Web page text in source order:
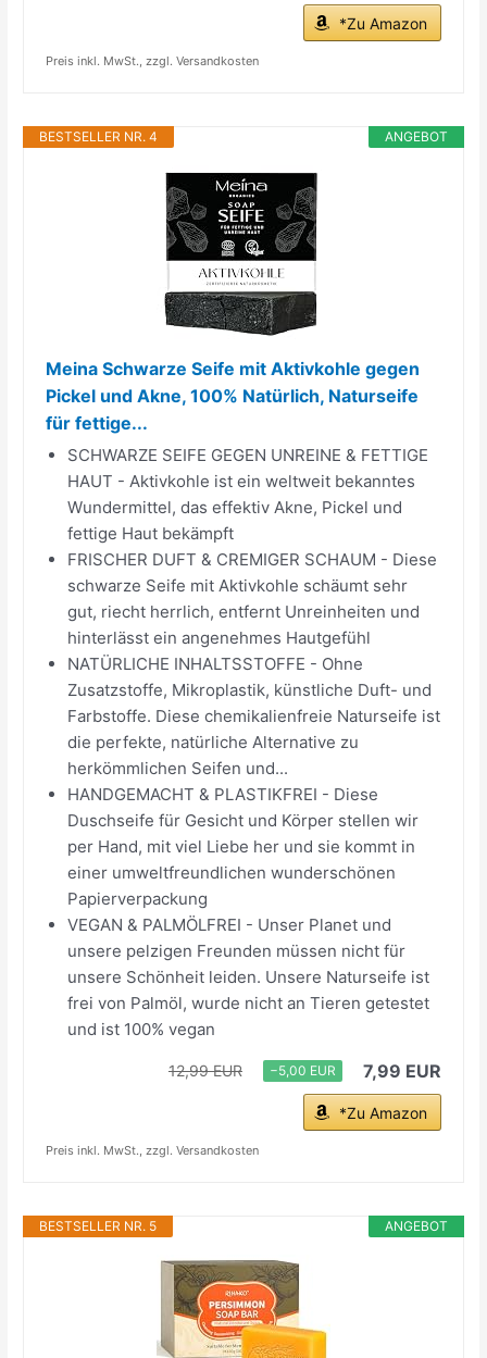
*Zu Amazon
Preis inkl. MwSt., zzgl. Versandkosten
ANGEBOT
BESTSELLER NR. 4
Meina Schwarze Seife mit Aktivkohle gegen
Pickel und Akne, 100% Natürlich, Naturseife
für fettige...
SCHWARZE SEIFE GEGEN UNREINE & FETTIGE
HAUT - Aktivkohle ist ein weltweit bekanntes
Wundermittel, das effektiv Akne, Pickel und
fettige Haut bekämpft
FRISCHER DUFT & CREMIGER SCHAUM - Diese
schwarze Seife mit Aktivkohle schäumt sehr
gut, riecht herrlich, entfernt Unreinheiten und
hinterlässt ein angenehmes Hautgefühl
NATÜRLICHE INHALTSSTOFFE - Ohne
Zusatzstoffe, Mikroplastik, künstliche Duft- und
Farbstoffe. Diese chemikalienfreie Naturseife ist
die perfekte, natürliche Alternative zu
herkömmlichen Seifen und...
HANDGEMACHT & PLASTIKFREI - Diese
Duschseife für Gesicht und Körper stellen wir
per Hand, mit viel Liebe her und sie kommt in
einer umweltfreundlichen wunderschönen
Papierverpackung
VEGAN & PALMÖLFREI - Unser Planet und
unsere pelzigen Freunden müssen nicht für
unsere Schönheit leiden. Unsere Naturseife ist
frei von Palmöl, wurde nicht an Tieren getestet
und ist 100% vegan
12,99 EUR −5,00 EUR 7,99 EUR
*Zu Amazon
Preis inkl. MwSt., zzgl. Versandkosten
ANGEBOT
BESTSELLER NR. 5